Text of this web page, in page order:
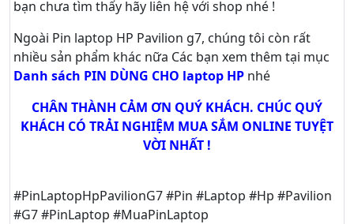
bạn chưa tìm thấy hãy liên hệ với shop nhé !
Ngoài Pin laptop HP Pavilion g7, chúng tôi còn rất
nhiều sản phẩm khác nữa Các bạn xem thêm tại mục
Danh sách PIN DÙNG CHO laptop HP nhé
CHÂN THÀNH CẢM ƠN QUÝ KHÁCH. CHÚC QUÝ
KHÁCH CÓ TRẢI NGHIỆM MUA SẮM ONLINE TUYỆT
VỜI NHẤT !
#PinLaptopHpPavilionG7 #Pin #Laptop #Hp #Pavilion
#G7 #PinLaptop #MuaPinLaptop